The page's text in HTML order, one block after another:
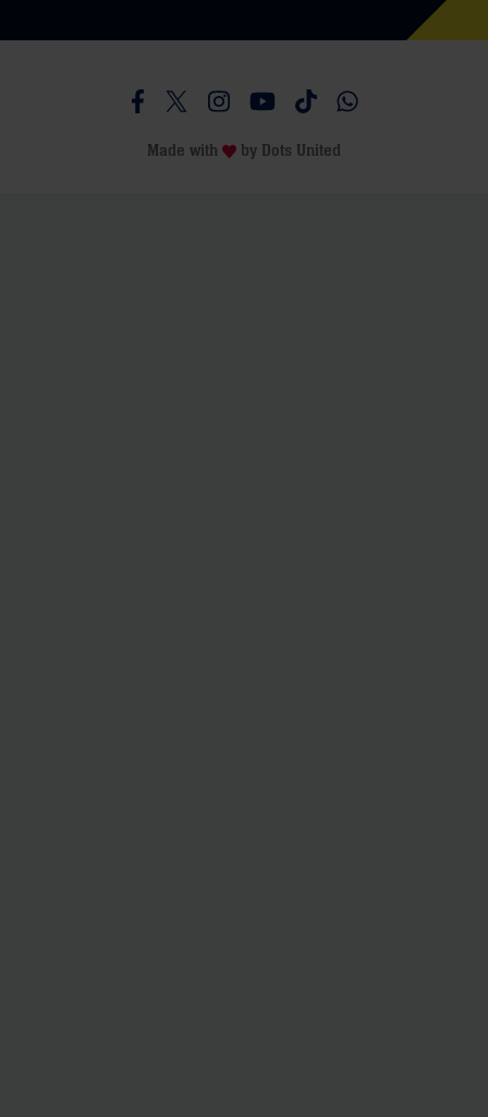
Besucht uns auf Facebook
Besucht uns auf Twitter
Besucht uns auf Instagram
Besucht uns auf Youtube
Besucht uns auf
Besucht uns auf
Made with by Dots United